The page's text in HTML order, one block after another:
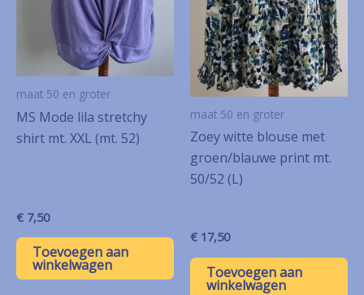
maat 50 en groter
MS Mode lila stretchy
shirt mt. XXL (mt. 52)
€ 7,50
Toevoegen aan
winkelwagen
maat 50 en groter
Zoey witte blouse met
groen/blauwe print mt.
50/52 (L)
€ 17,50
Toevoegen aan
winkelwagen